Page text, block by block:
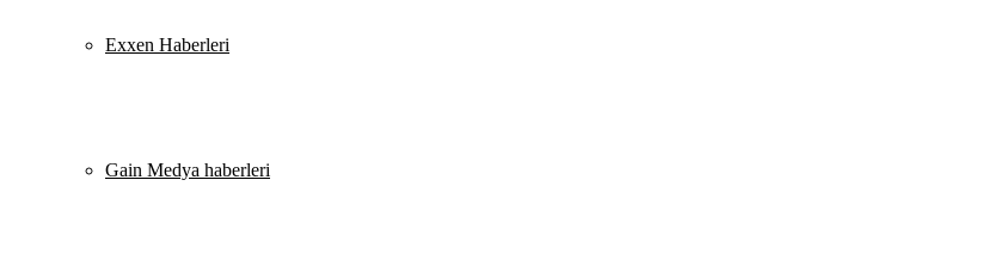
Exxen Haberleri
Gain Medya haberleri